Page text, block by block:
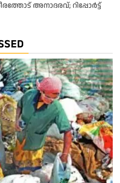
അനാദരവ്; റിപ്പോർട്ട്